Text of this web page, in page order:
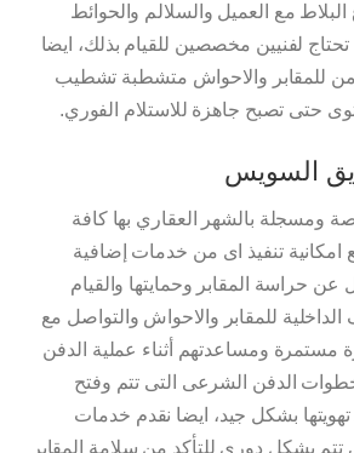
البلاط مع العميل والسلالم والحوائط
لفنيين مخصصين للقيام بذلك، ايضا
للمقابر والاحواش متشطبة تشطيب
حتى تصبح جاهزة للاستلام الفوري.
السويس
ومسجلة بالشهر العقاري بها كافة
امكانية تنفيذ اى من خدمات إضافية
حراسة المقابر وحمايتها والقيام
للمقابر والاحواش والتواصل مع
مستمرة ومساعدتهم أثناء عملية الدفن
الدفن الشرعى التى تتم وفتح
تهويتها بشكل جيد، ايضا نقدم خدمات
تتم بشكل دوري للتأكد من سلامة المقابر